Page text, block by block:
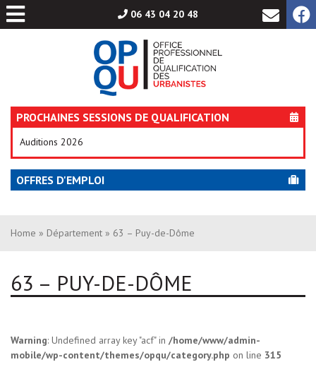
06 43 04 20 48
PROCHAINES SESSIONS DE QUALIFICATION
Auditions 2026
OFFRES D'EMPLOI
Aller
au
Home » Département » 63 – Puy-de-Dôme
63 – PUY-DE-DÔME
Warning: Undefined array key "acf" in /home/www/admin-
mobile/wp-content/themes/opqu/category.php on line 315